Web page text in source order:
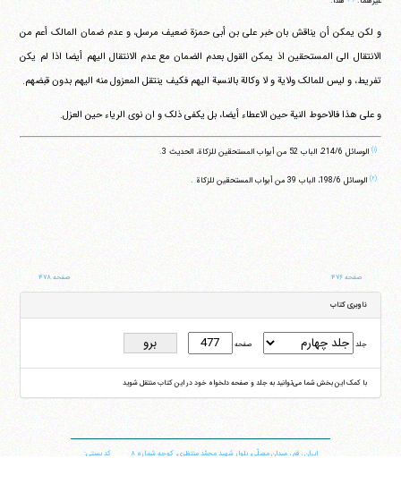
و لکن یمکن أن یناقش بان خبر علی بن أبی حمزة ضعیف مرسل، و عدم ضمان المالک أعم من
الانتقال الی المستحقین اذ یمکن القول بعدم الضمان مع عدم الانتقال الیهم أیضا اذا لم یکن
تفریط، و لیس للمالک ولایة و لا وکالة بالنسبة الیهم فکیف ینتقل المعزول منه الیهم بدون قبضهم.
و علی هذا فالاحوط النیة حین الاعطاء أیضا، بل یکفی ذلک و ان نوی الریاء حین العزل.
(۱) الوسائل ‏214/6، الباب 52 من أبواب المستحقین للزکاة، الحدیث 3.
(۲) الوسائل ‏198/6، الباب 39 من أبواب المستحقین للزکاة .
صفحه ۴۷۶ صفحه ۴۷۸
ناوبری کتاب
جلد صفحه
با کمک این بخش شما می‌توانید به جلد و صفحه دلخواه خود در این کتاب منتقل شوید
ایران،قم،میدان مصلّی، بلوار شهید محمّد منتظری، كوچه شماره ٨
کد پستی: